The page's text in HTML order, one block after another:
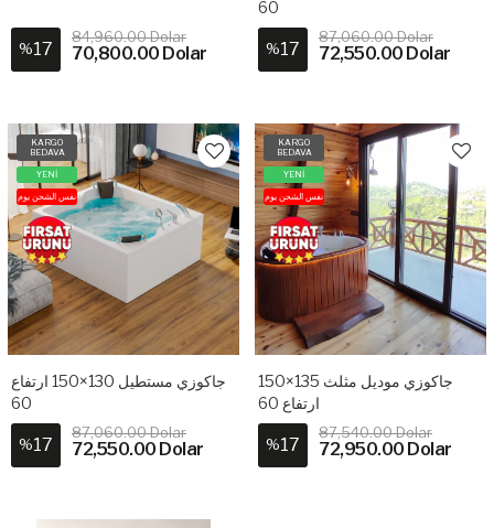
%17
84,960.00 Dolar
70,800.00 Dolar
60
%17
87,060.00 Dolar
72,550.00 Dolar
KARGO
BEDAVA
YENİ
نفس الشحن يوم
جاكوزي مستطيل 130×150 ارتفاع
60
%17
87,060.00 Dolar
72,550.00 Dolar
KARGO
BEDAVA
YENİ
نفس الشحن يوم
جاكوزي موديل مثلث 135×150
ارتفاع 60
%17
87,540.00 Dolar
72,950.00 Dolar